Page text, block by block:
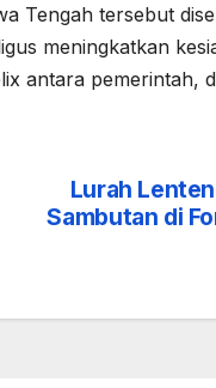
Tengah tersebut
meningkatkan
antara pemerintah,
Lurah
Sambutan di